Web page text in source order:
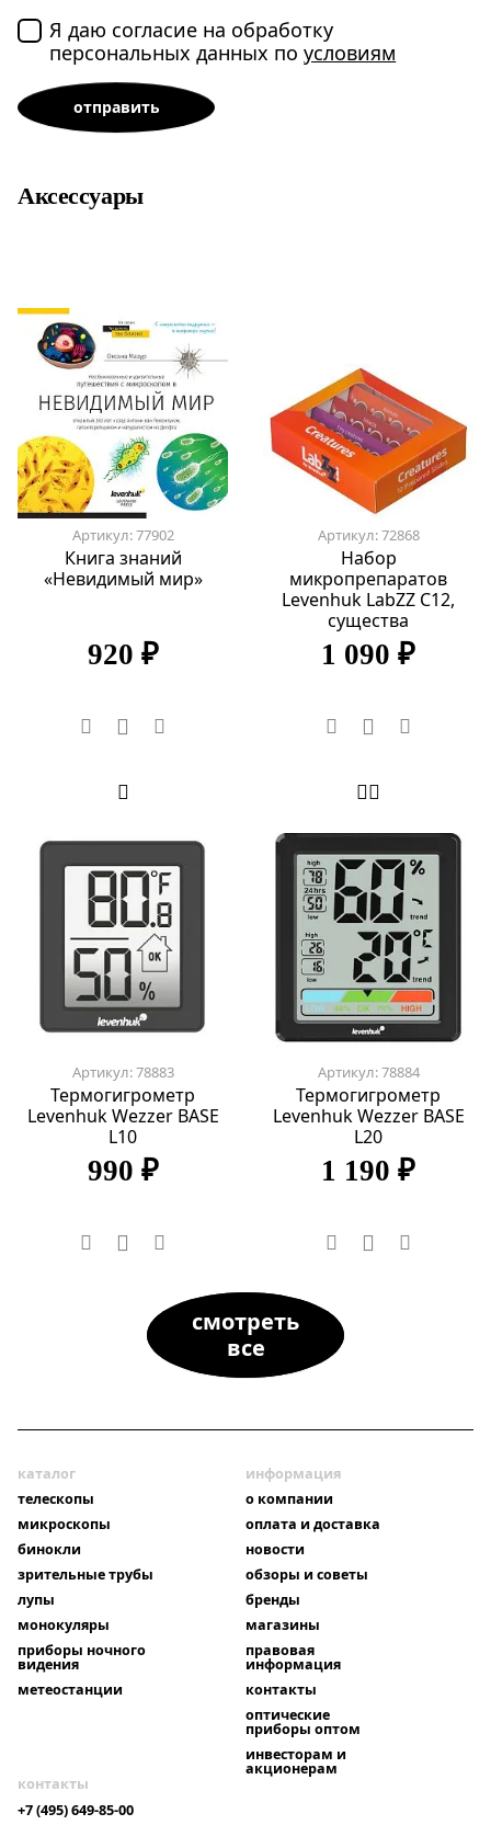
Я даю согласие на обработку
персональных данных поусловиям
Аксессуары
Артикул: 77902
Книга знаний
«Невидимый мир»
920 ₽
Артикул: 72868
Набор
микропрепаратов
Levenhuk LabZZ C12,
существа
1 090 ₽
Артикул: 78883
Термогигрометр
Levenhuk Wezzer BASE
L10
990 ₽
Артикул: 78884
Термогигрометр
Levenhuk Wezzer BASE
L20
1 190 ₽
смотреть
все
каталог
телескопы
микроскопы
бинокли
зрительные трубы
лупы
монокуляры
приборы ночного
видения
метеостанции
информация
о компании
оплата и доставка
новости
обзоры и советы
бренды
магазины
правовая
информация
контакты
оптические
приборы оптом
инвесторам и
акционерам
контакты
+7 (495) 649-85-00